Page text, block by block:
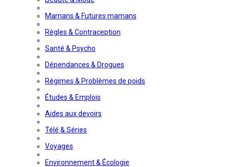
Mamans & Futures mamans
Règles & Contraception
Santé & Psycho
Dépendances & Drogues
Régimes & Problèmes de poids
Études & Emplois
Aides aux devoirs
Télé & Séries
Voyages
Environnement & Écologie